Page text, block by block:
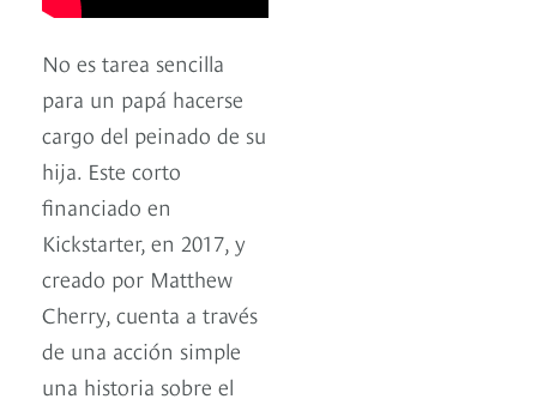
No es tarea sencilla
para un papá hacerse
cargo del peinado de su
hija. Este corto
financiado en
Kickstarter, en 2017, y
creado por Matthew
Cherry, cuenta a través
de una acción simple
una historia sobre el